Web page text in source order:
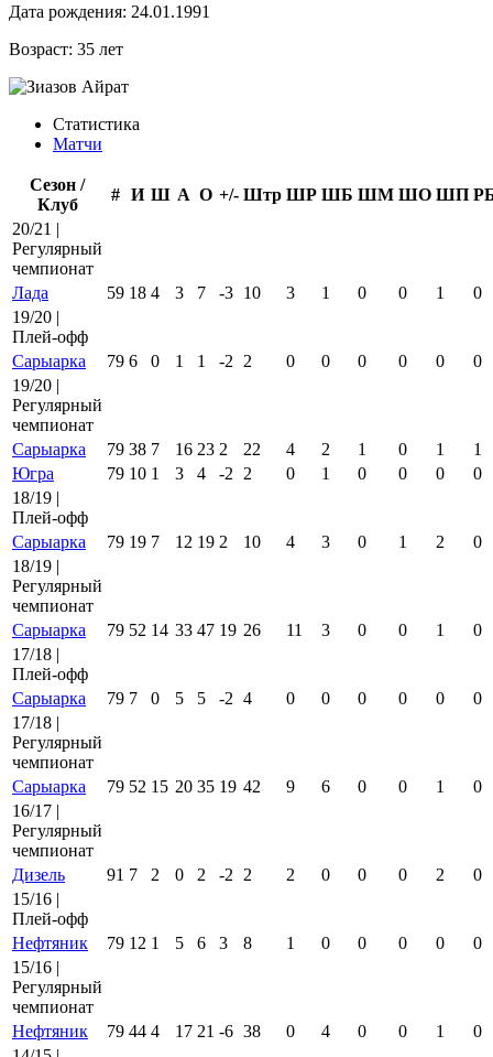
Дата рождения: 24.01.1991
Возраст: 35 лет
Статистика
Матчи
Сезон /
Клуб
# И Ш А О +/- Штр ШР ШБ ШМ ШО ШП
20/21 |
Регулярный
чемпионат
Лада
59 18 4 3 7 -3 10 3 1 0 0 1
0
19/20 |
Плей-офф
Сарыарка
79 6 0 1 1 -2 2 0 0 0 0 0
0
19/20 |
Регулярный
чемпионат
Сарыарка
79 38 7 16 23 2 22 4 2 1 0 1
1
Югра
79 10 1 3 4 -2 2 0 1 0 0 0
0
18/19 |
Плей-офф
Сарыарка
79 19 7 12 19 2 10 4 3 0 1 2
0
18/19 |
Регулярный
чемпионат
Сарыарка
79 52 14 33 47 19 26 11 3 0 0 1
0
17/18 |
Плей-офф
Сарыарка
79 7 0 5 5 -2 4 0 0 0 0 0
0
17/18 |
Регулярный
чемпионат
Сарыарка
79 52 15 20 35 19 42 9 6 0 0 1
0
16/17 |
Регулярный
чемпионат
Дизель
91 7 2 0 2 -2 2 2 0 0 0 2
0
15/16 |
Плей-офф
Нефтяник
79 12 1 5 6 3 8 1 0 0 0 0
0
15/16 |
Регулярный
чемпионат
Нефтяник
79 44 4 17 21 -6 38 0 4 0 0 1
0